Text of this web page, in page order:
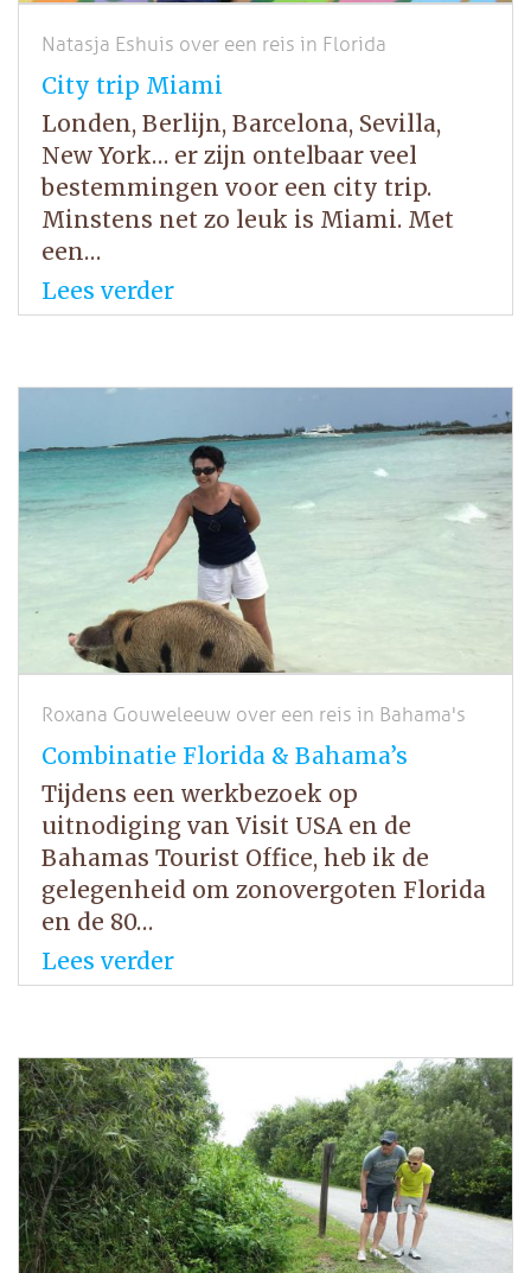
Natasja Eshuis over een reis in Florida
City trip Miami
Londen, Berlijn, Barcelona, Sevilla,
New York… er zijn ontelbaar veel
bestemmingen voor een city trip.
Minstens net zo leuk is Miami. Met
een…
Lees verder
Roxana Gouweleeuw over een reis in Bahama's
Combinatie Florida & Bahama’s
Tijdens een werkbezoek op
uitnodiging van Visit USA en de
Bahamas Tourist Office, heb ik de
gelegenheid om zonovergoten Florida
en de 80…
Lees verder